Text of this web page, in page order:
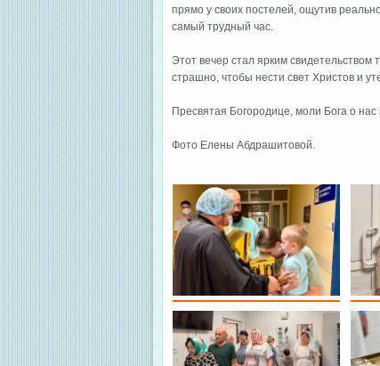
прямо у своих постелей, ощутив
самый трудный час.
Этот вечер стал ярким свидетельством
страшно, чтобы нести свет Христов и
Пресвятая Богородице, моли Бога о
Фото Елены Абдрашитовой.